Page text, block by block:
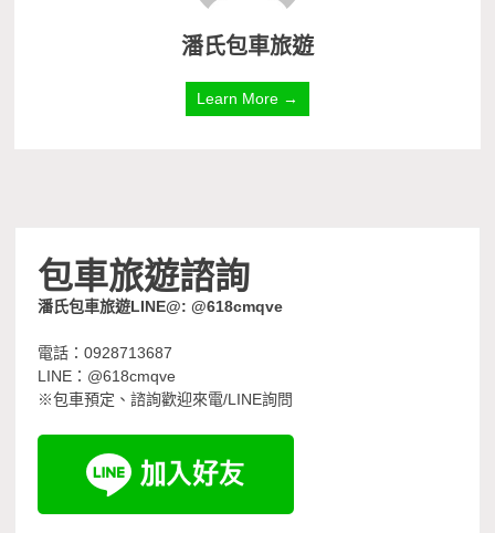
潘氏包車旅遊
Learn More →
包車旅遊諮詢
潘氏包車旅遊LINE@: @618cmqve
電話：0928713687
LINE：@618cmqve
※包車預定、諮詢歡迎來電/LINE詢問